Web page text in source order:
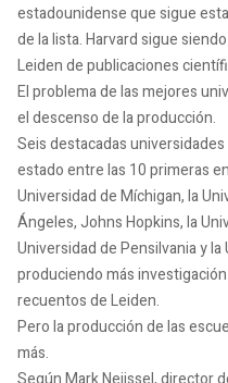
estadounidense que sigue
de la lista. Harvard sigue
Leiden de publicaciones
El problema de las mejores
el descenso de la producción.
Seis destacadas
estado entre las 10 primeras
Universidad de Míchigan, la
Ángeles, Johns Hopkins, la
Universidad de Pensilvania y
produciendo más
recuentos de Leiden.
Pero la producción de las
más.